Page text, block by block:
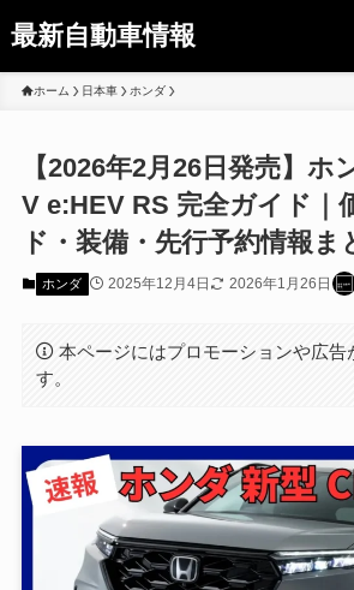
最新自動車情報
ホーム 日本車 ホンダ
【2026年2月26日発売】ホ
V e:HEV RS 完全ガイド｜
ド・装備・先行予約情報ま
ホンダ 2025年12月4日 2026年1月26日
本ページにはプロモーションや広告
す。